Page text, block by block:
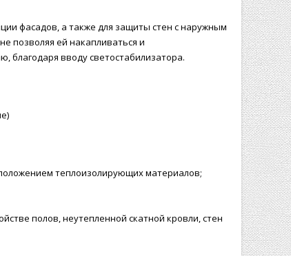
фасадов, а также для защиты стен с наружным
позволяя ей накапливаться и
благодаря вводу светостабилизатора.
теплоизолирующих материалов;
полов, неутепленной скатной кровли, стен